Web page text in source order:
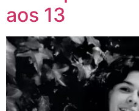
aos 13